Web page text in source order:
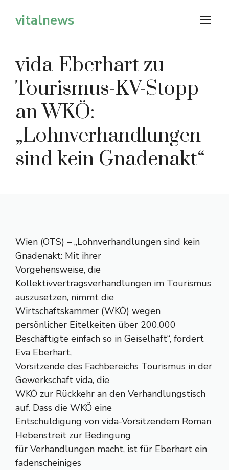
Inhaltvitalnews
vida-Eberhart zu
Tourismus-KV-Stopp
an WKÖ:
„Lohnverhandlungen
sind kein Gnadenakt“
Wien (OTS) – „Lohnverhandlungen sind kein
Gnadenakt: Mit ihrer
Vorgehensweise, die
Kollektivvertragsverhandlungen im Tourismus
auszusetzen, nimmt die
Wirtschaftskammer (WKÖ) wegen
persönlicher Eitelkeiten über 200.000
Beschäftigte einfach so in Geiselhaft“, fordert
Eva Eberhart,
Vorsitzende des Fachbereichs Tourismus in der
Gewerkschaft vida, die
WKÖ zur Rückkehr an den Verhandlungstisch
auf. Dass die WKÖ eine
Entschuldigung von vida-Vorsitzendem Roman
Hebenstreit zur Bedingung
für Verhandlungen macht, ist für Eberhart ein
fadenscheiniges